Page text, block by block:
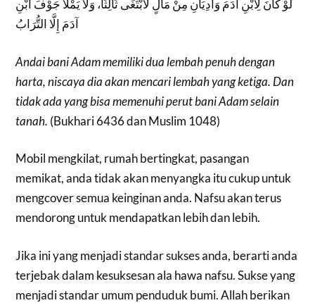
لَوْ كَانَ لِابْنِ آدَمَ وَادِيَانِ مِنْ مَالٍ لاَبْتَغَى ثَالِثًا، وَلاَ يَمْلَأُ جَوْفَ ابْنِ
آدَمَ إِلَّا التُّرَابُ
Andai bani Adam memiliki dua lembah penuh dengan
harta, niscaya dia akan mencari lembah yang ketiga. Dan
tidak ada yang bisa memenuhi perut bani Adam selain
tanah. (Bukhari 6436 dan Muslim 1048)
Mobil mengkilat, rumah bertingkat, pasangan
memikat, anda tidak akan menyangka itu cukup untuk
mengcover semua keinginan anda. Nafsu akan terus
mendorong untuk mendapatkan lebih dan lebih.
Jika ini yang menjadi standar sukses anda, berarti anda
terjebak dalam kesuksesan ala hawa nafsu. Sukse yang
menjadi standar umum penduduk bumi. Allah berikan